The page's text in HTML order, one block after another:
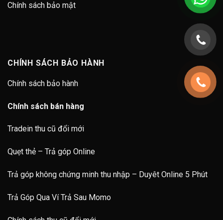
Chính sách bảo mật
CHÍNH SÁCH BẢO HÀNH
Chính sách bảo hành
Chính sách bán hàng
Tradein thu cũ đổi mới
Quẹt thẻ – Trả góp Online
Trả góp không chứng minh thu nhập – Duyêt Online 5 Phút
Trả Góp Qua Ví Trả Sau Momo